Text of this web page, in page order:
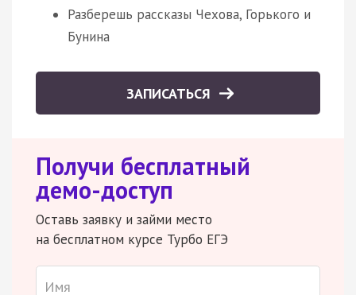
Разберешь рассказы Чехова, Горького и
Бунина
ЗАПИСАТЬСЯ
Получи бесплатный
демо-доступ
Оставь заявку и займи место
на бесплатном курсе Турбо ЕГЭ